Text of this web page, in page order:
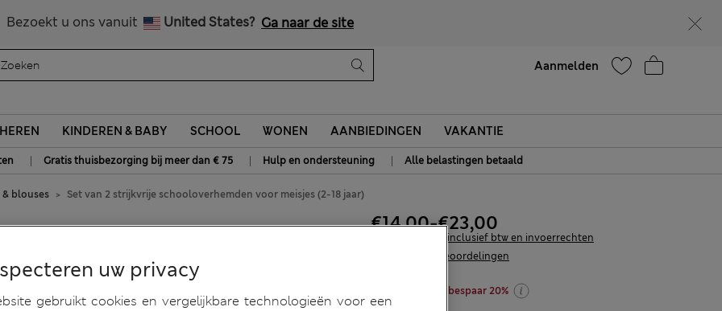
Bezoekt u ons vanuit United States? Ga naar de site
Aanmelden
HEREN KINDEREN & BABY SCHOOL WONEN AANBIEDINGEN VAKANTIE
| Gratis thuisbezorging bij meer dan € 75 | Hulp en ondersteuning | Alle belastingen betaald
& blouses Set van 2 strijkvrije schooloverhemden voor meisjes (2-18 jaar)
72 Beoordelingen
€14,00-€23,00
Alle prijzen zijn inclusief btw en invoerrechten
shop 2 stuks en bespaar 20%
uw privacy
gebruikt cookies en vergelijkbare technologieën voor een